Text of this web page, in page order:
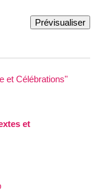
et Célébrations"
et